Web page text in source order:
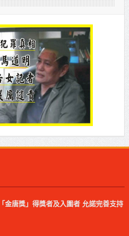
金唐獎」得獎者及入圍者 允諾完善支持